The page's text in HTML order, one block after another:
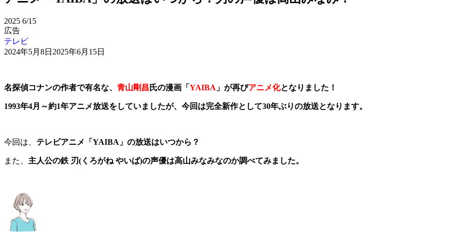
2025 6/15
広告
テレビ
2024年5月8日 2025年6月15日
名探偵コナンの作者で有名な、 青山剛昌 氏の漫画「 YAIBA 」が再びアニメ化となりました！
1993年4月～約1年アニメ放送をしていましたが、今回は完全新作として30年ぶりの放送となります。
今回は、 テレビアニメ「YAIBA」の放送はいつから？
また、 主人公の鉄 刃(くろがね やいば)の声優は高山みなみなのか調べてみました。